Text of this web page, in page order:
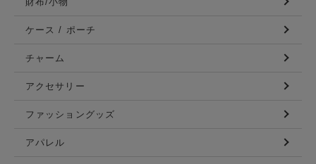
ケース / ポーチ
チャーム
アクセサリー
ファッショングッズ
アパレル